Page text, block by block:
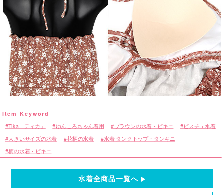
Tika「ティカ」 ゆんころちゃん着用 ブラウンの水着・ビキニ ビスチェ水着
大きいサイズの水着 花柄の水着 水着 タンクトップ・タンキニ
柄の水着・ビキニ
水着全商品一覧へ